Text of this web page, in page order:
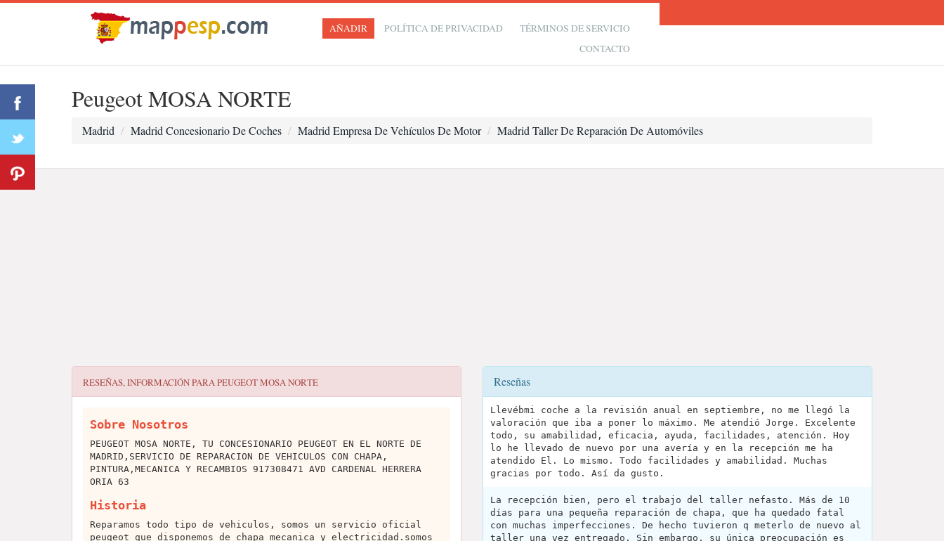
AÑADIR POLÍTICA DE PRIVACIDAD
TÉRMINOS DE SERVICIO
CONTACTO
Peugeot MOSA NORTE
Madrid Madrid Concesionario De Coches Madrid Empresa De Vehículos De Motor Madrid Taller De Reparación De Automóviles
RESEÑAS, INFORMACIÓN PARAPEUGEOT MOSA NORTE
Sobre Nosotros
PEUGEOT MOSA NORTE, TU CONCESIONARIO PEUGEOT EN EL NORTE DE
MADRID,SERVICIO DE REPARACION DE VEHICULOS CON CHAPA,
PINTURA,MECANICA Y RECAMBIOS 917308471 AVD CARDENAL HERRERA
ORIA 63
Historia
Reparamos todo tipo de vehiculos, somos un servicio oficial
peugeot que disponemos de chapa mecanica y electricidad.somos
Reseñas
Llevébmi coche a la revisión anual en septiembre, no me llegó la
valoración que iba a poner lo máximo. Me atendió Jorge. Excelente
todo, su amabilidad, eficacia, ayuda, facilidades, atención. Hoy
lo he llevado de nuevo por una avería y en la recepción me ha
atendido El. Lo mismo. Todo facilidades y amabilidad. Muchas
gracias por todo. Así da gusto.
La recepción bien, pero el trabajo del taller nefasto. Más de 10
días para una pequeña reparación de chapa, que ha quedado fatal
con muchas imperfecciones. De hecho tuvieron q meterlo de nuevo al
taller una vez entregado. Sin embargo, su única preocupación es